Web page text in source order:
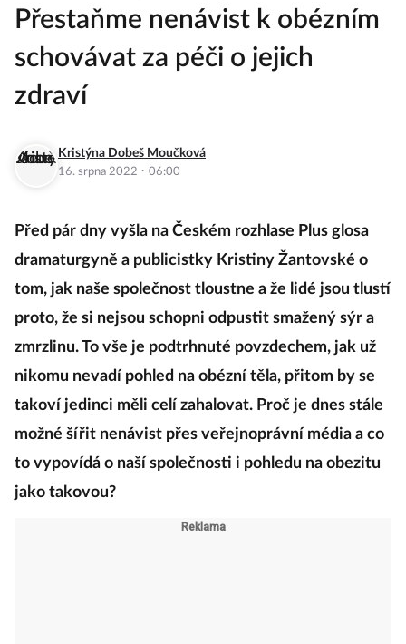
Přestaňme nenávist k obézním
schovávat za péči o jejich
zdraví
Kristýna Dobeš Moučková
16. srpna 2022 · 06:00
Před pár dny vyšla na Českém rozhlase Plus glosa
dramaturgyně a publicistky Kristiny Žantovské o
tom, jak naše společnost tloustne a že lidé jsou tlustí
proto, že si nejsou schopni odpustit smažený sýr a
zmrzlinu. To vše je podtrhnuté povzdechem, jak už
nikomu nevadí pohled na obézní těla, přitom by se
takoví jedinci měli celí zahalovat. Proč je dnes stále
možné šířit nenávist přes veřejnoprávní média a co
to vypovídá o naší společnosti i pohledu na obezitu
jako takovou?